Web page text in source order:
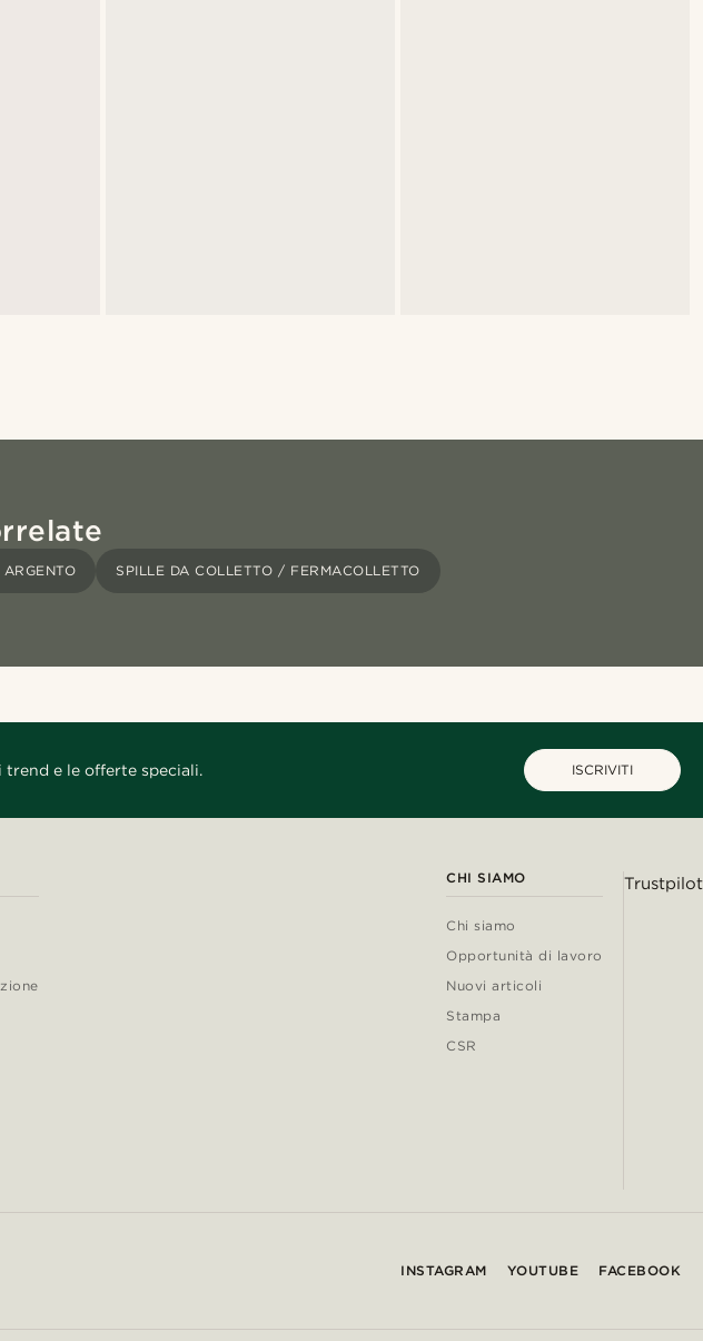
SPILLE DA COLLETTO / FERMACOLLETTO
e le offerte speciali. ISCRIVITI
CHI SIAMO
Chi siamo
Opportunità di lavoro
Nuovi articoli
Stampa
CSR
Trustpilot
INSTAGRAM YOUTUBE FACEBOOK